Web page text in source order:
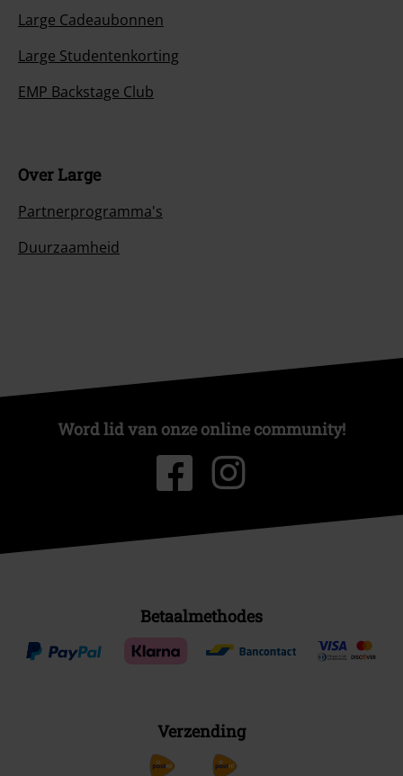
Large Cadeaubonnen
Large Studentenkorting
EMP Backstage Club
Over Large
Partnerprogramma's
Duurzaamheid
Word lid van onze online community!
Betaalmethodes
Verzending